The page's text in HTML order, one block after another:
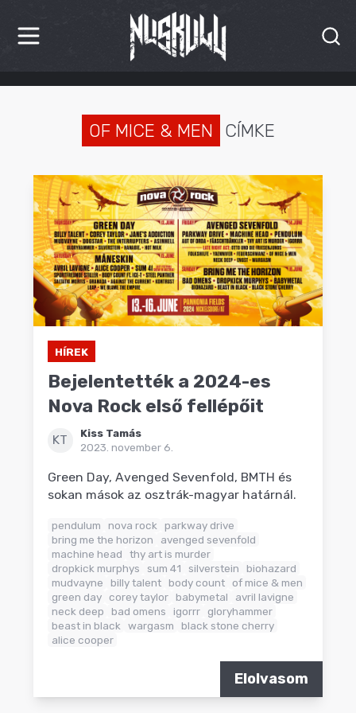
HÍREK
INTERJÚK
PREMIEREK
KULT
MÁSVILÁG
BLOG
OF MICE & MEN CÍMKE
HÍREK
Bejelentették a 2024-es
Nova Rock első fellépőit
KT
Kiss Tamás
2023. november 6.
Green Day, Avenged Sevenfold, BMTH és
sokan mások az osztrák-magyar határnál.
pendulum nova rock parkway drive
bring me the horizon
avenged sevenfold
machine head
thy art is murder
dropkick murphys
sum 41 silverstein
biohazard
mudvayne
billy talent body count of mice & men
green day corey taylor babymetal
avril lavigne
neck deep
bad omens igorrr
gloryhammer
beast in black wargasm
black stone cherry
alice cooper
Elolvasom